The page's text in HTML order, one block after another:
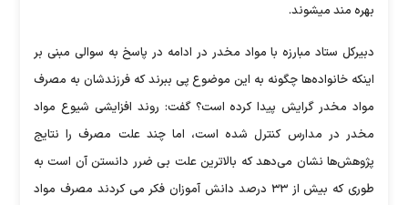
بهره مند میشوند.
دبیرکل ستاد مبارزه با مواد مخدر در ادامه در پاسخ به سوالی مبنی بر
اینکه خانواده‌ها چگونه به این موضوع پی ببرند که فرزندشان به مصرف
مواد مخدر گرایش پیدا کرده است؟ گفت: روند افزایشی شیوع مواد
مخدر در مدارس کنترل شده است، اما چند علت مصرف را نتایج
پژوهش‌ها نشان می‌دهد که بالاترین علت بی ضرر دانستن آن است به
طوری که بیش از ۳۳ درصد دانش آموزان فکر می کردند مصرف مواد